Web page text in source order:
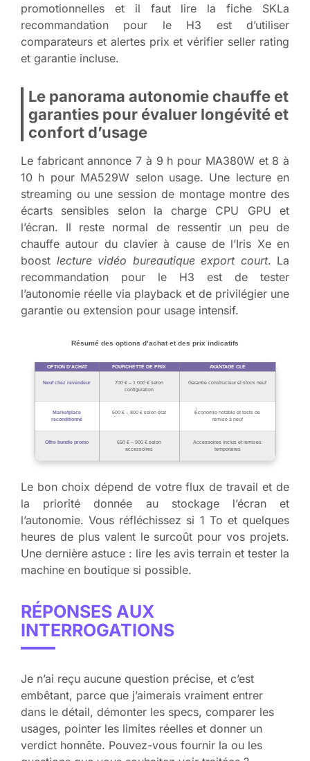
promotionnelles et il faut lire la fiche SKLa
recommandation pour le H3 est d’utiliser
comparateurs et alertes prix et vérifier seller rating
et garantie incluse.
Le panorama autonomie chauffe et
garanties pour évaluer longévité et
confort d’usage
Le fabricant annonce 7 à 9 h pour MA380W et 8 à
10 h pour MA529W selon usage. Une lecture en
streaming ou une session de montage montre des
écarts sensibles selon la charge CPU GPU et
l’écran. Il reste normal de ressentir un peu de
chauffe autour du clavier à cause de l’Iris Xe en
boost lecture vidéo bureautique export court. La
recommandation pour le H3 est de tester
l’autonomie réelle via playback et de privilégier une
garantie ou extension pour usage intensif.
Résumé des options d’achat et des prix indicatifs
OPTION D’ACHAT FOURCHETTE DE PRIX AVANTAGE CLÉ
Neuf chez revendeur
700 € – 1 000 € selon
configuration
Garantie constructeur et stock neuf
Marketplace
reconditionné
500 € – 800 € selon état
Économie notable et tests de
remise à neuf
Offre bundle promo
650 € – 900 € selon
accessoires
Accessoires inclus et remises
temporaires
Le bon choix dépend de votre flux de travail et de
la priorité donnée au stockage l’écran et
l’autonomie. Vous réfléchissez si 1 To et quelques
heures de plus valent le surcoût pour vos projets.
Une dernière astuce : lire les avis terrain et tester la
machine en boutique si possible.
RÉPONSES AUX
INTERROGATIONS
Je n’ai reçu aucune question précise, et c’est
embêtant, parce que j’aimerais vraiment entrer
dans le détail, démonter les specs, comparer les
usages, pointer les limites réelles et donner un
verdict honnête. Pouvez-vous fournir la ou les